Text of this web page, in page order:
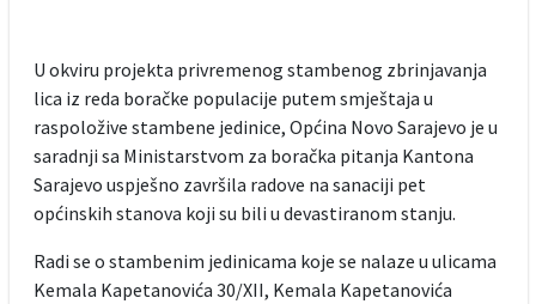
U okviru projekta privremenog stambenog zbrinjavanja
lica iz reda boračke populacije putem smještaja u
raspoložive stambene jedinice, Općina Novo Sarajevo je u
saradnji sa Ministarstvom za boračka pitanja Kantona
Sarajevo uspješno završila radove na sanaciji pet
općinskih stanova koji su bili u devastiranom stanju.
Radi se o stambenim jedinicama koje se nalaze u ulicama
Kemala Kapetanovića 30/XII, Kemala Kapetanovića